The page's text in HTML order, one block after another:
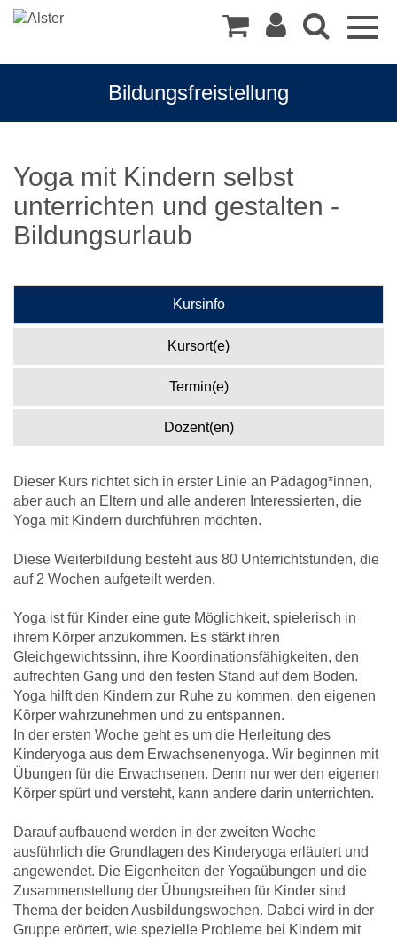
Bildungsfreistellung
Yoga mit Kindern selbst
unterrichten und gestalten -
Bildungsurlaub
Kursinfo
Kursort(e)
Termin(e)
Dozent(en)
Dieser Kurs richtet sich in erster Linie an Pädagog*innen,
aber auch an Eltern und alle anderen Interessierten, die
Yoga mit Kindern durchführen möchten.
Diese Weiterbildung besteht aus 80 Unterrichtstunden, die
auf 2 Wochen aufgeteilt werden.
Yoga ist für Kinder eine gute Möglichkeit, spielerisch in
ihrem Körper anzukommen. Es stärkt ihren
Gleichgewichtssinn, ihre Koordinationsfähigkeiten, den
aufrechten Gang und den festen Stand auf dem Boden.
Yoga hilft den Kindern zur Ruhe zu kommen, den eigenen
Körper wahrzunehmen und zu entspannen.
In der ersten Woche geht es um die Herleitung des
Kinderyoga aus dem Erwachsenenyoga. Wir beginnen mit
Übungen für die Erwachsenen. Denn nur wer den eigenen
Körper spürt und versteht, kann andere darin unterrichten.
Darauf aufbauend werden in der zweiten Woche
ausführlich die Grundlagen des Kinderyoga erläutert und
angewendet. Die Eigenheiten der Yogaübungen und die
Zusammenstellung der Übungsreihen für Kinder sind
Thema der beiden Ausbildungswochen. Dabei wird in der
Gruppe erörtert, wie spezielle Probleme bei Kindern mit